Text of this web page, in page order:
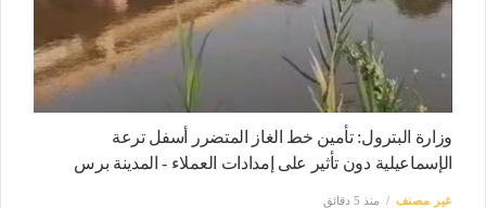
وزارة البترول: تأمين خط الغاز المتضرر أسفل ترعة
الإسماعيلية دون تأثير على إمدادات العملاء - المدينة برس
غير مصنف منذ 5 دقائق